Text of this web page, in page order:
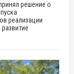
решение о
реализации